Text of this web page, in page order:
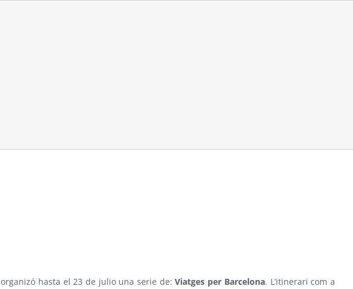
organizó hasta el 23 de julio una serie de:Viatges per Barcelona. L’itinerari com a